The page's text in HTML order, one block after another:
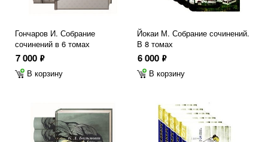
Гончаров И. Собрание
сочинений в 6 томах
7 000 ф
В корзину
Йокаи М. Собрание сочинений.
В 8 томах
6 000 ф
В корзину